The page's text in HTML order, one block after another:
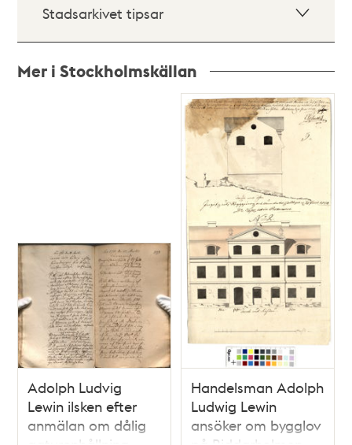
Stadsarkivet tipsar
Mer i Stockholmskällan
Adolph Ludvig
Lewin ilsken efter
anmälan om dålig
Handelsman Adolph
Ludwig Lewin
ansöker om bygglov